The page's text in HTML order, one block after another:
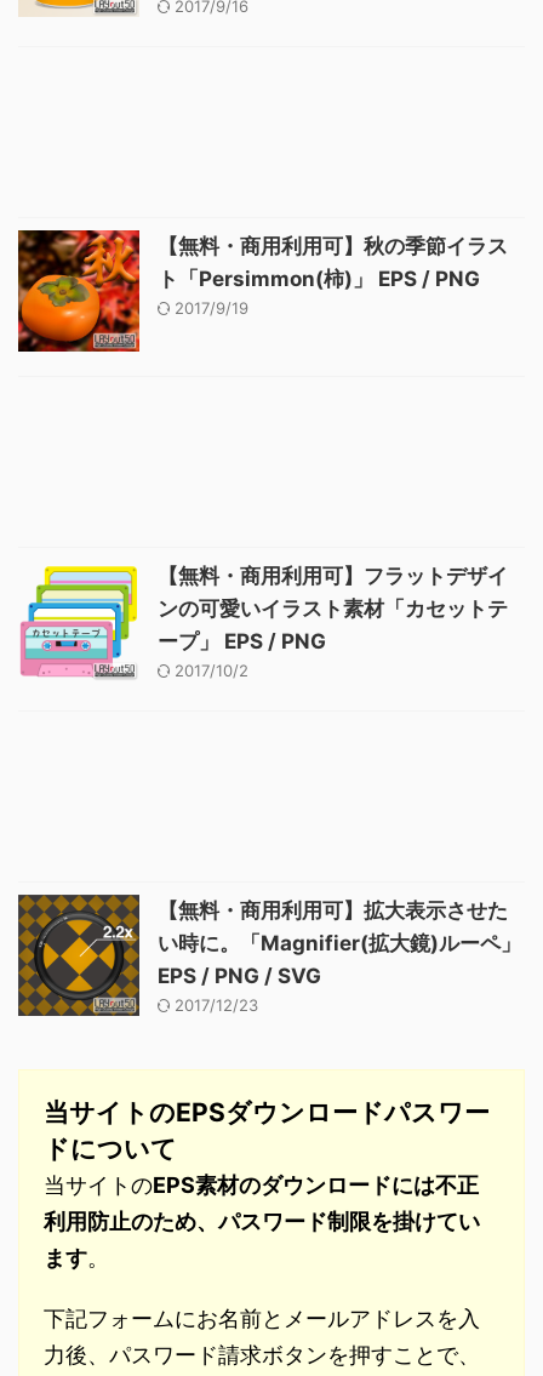
2017/9/16
【無料・商用利用可】秋の季節イラス
ト「Persimmon(柿)」 EPS / PNG
2017/9/19
【無料・商用利用可】フラットデザイ
ンの可愛いイラスト素材「カセットテ
ープ」 EPS / PNG
2017/10/2
【無料・商用利用可】拡大表示させた
い時に。「Magnifier(拡大鏡)ルーペ」
EPS / PNG / SVG
2017/12/23
当サイトのEPSダウンロードパスワー
ドについて
当サイトのEPS素材のダウンロードには不正
利用防止のため、パスワード制限を掛けてい
ます。
下記フォームにお名前とメールアドレスを入
力後、パスワード請求ボタンを押すことで、